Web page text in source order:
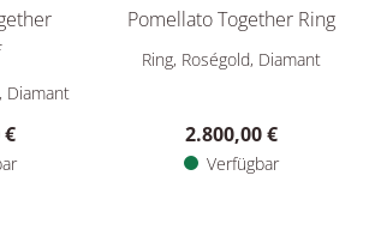
Together Armreif, Ref:
Diamant
Pomellato Together Ring
Pomellato Pomellato
Ring, Roségold, Diamant
2.800,00 €
Verfügbar